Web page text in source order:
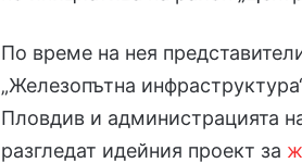
По време на нея
„Железопътна
Пловдив и администрацията
разгледат идейния проект за